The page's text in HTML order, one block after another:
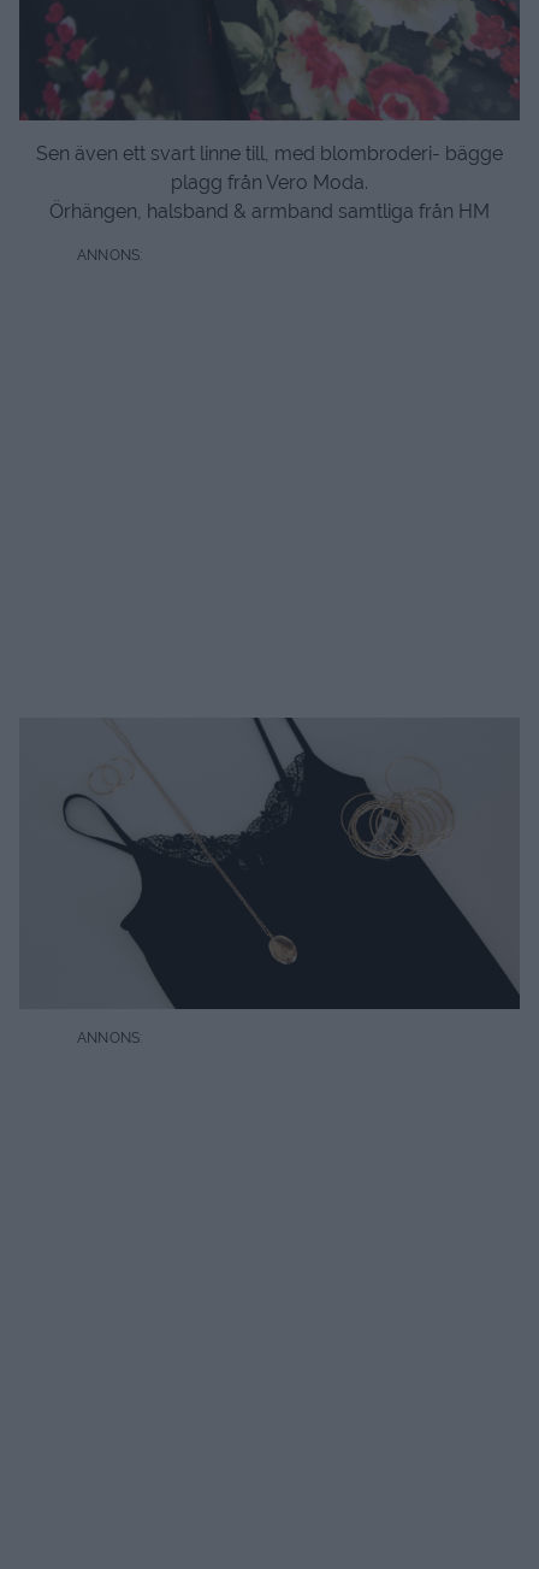
Sen även ett svart linne till, med blombroderi- bägge
plagg från Vero Moda.
Örhängen, halsband & armband samtliga från HM